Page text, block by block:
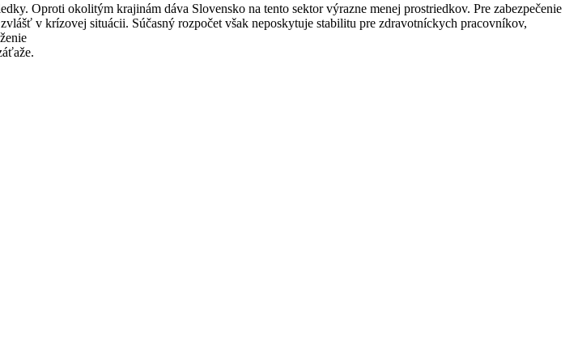
Oproti okolitým krajinám dáva Slovensko na tento sektor výrazne menej prostriedkov. Pre zabezpečenie
v krízovej situácii. Súčasný rozpočet však neposkytuje stabilitu pre zdravotníckych pracovníkov,